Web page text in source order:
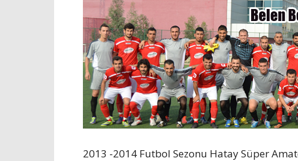
2013 -2014 Futbol Sezonu Hatay Süper